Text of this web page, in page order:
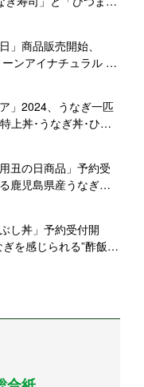
」商品販売開始、
ーンアイナチュラル 鹿
」2024、うなぎ一匹
上丼･うなぎ丼･ひつ
丑の日商品」予約受
鹿児島県産うなぎの
し丼」予約受付開
を感じられる”酢飯の